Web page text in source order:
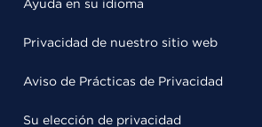
Ayuda en su idioma
Privacidad de nuestro sitio web
Aviso de Prácticas de Privacidad
Su elección de privacidad